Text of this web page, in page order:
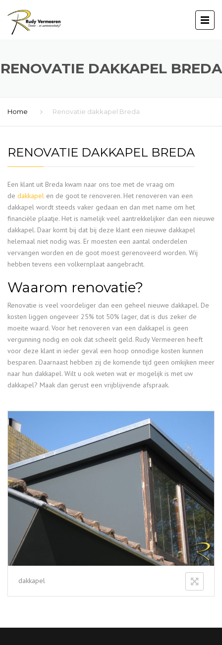
RENOVATIE DAKKAPEL BREDA
Home Renovatie dakkapel Breda
RENOVATIE DAKKAPEL BREDA
Een klant uit Breda kwam naar ons toe met de vraag om
de dakkapel en de goot te renoveren. Het renoveren van een
dakkapel wordt steeds vaker gedaan en dan met name om het
financiële plaatje. Het is namelijk veel aantrekkelijker dan een nieuwe
dakkapel. Daar komt bij dat bij deze klant een nieuwe dakkapel
helemaal niet nodig was. Er moesten een aantal onderdelen
vervangen worden en de goot moest gerenoveerd worden. Wij
hebben tevens een volkernplaat aangebracht.
Waarom renovatie?
Renovatie is veel voordeliger dan een geheel nieuwe dakkapel. De
kosten liggen ongeveer 25% tot 50% lager, dat is dus zeker de
moeite waard. Voor het renoveren van een dakkapel is geen
vergunning nodig en ook dat scheelt geld. Rudy Vermeeren heeft
voor deze klant in ieder geval een hoop onnodige kosten kunnen
besparen. Daarnaast hebben zij de komende tijd geen omkijken meer
naar hun dakkapel. Wilt u ook weten wat er mogelijk is met uw
dakkapel? Maak dan gerust een vrijblijvende afspraak.
dakkapel